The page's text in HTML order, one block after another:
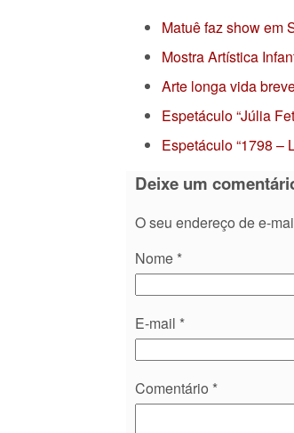
Matuê faz show em
Mostra Artística
Arte longa vida
Espetáculo “Júlia
Espetáculo “1798 –
Deixe um
O seu endereço de e-
Nome *
E-mail *
Comentário *